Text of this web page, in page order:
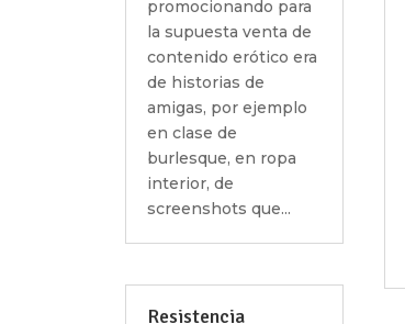
promocionando para
la supuesta venta de
contenido erótico era
de historias de
amigas, por ejemplo
en clase de
burlesque, en ropa
interior, de
screenshots que...
Resistencia